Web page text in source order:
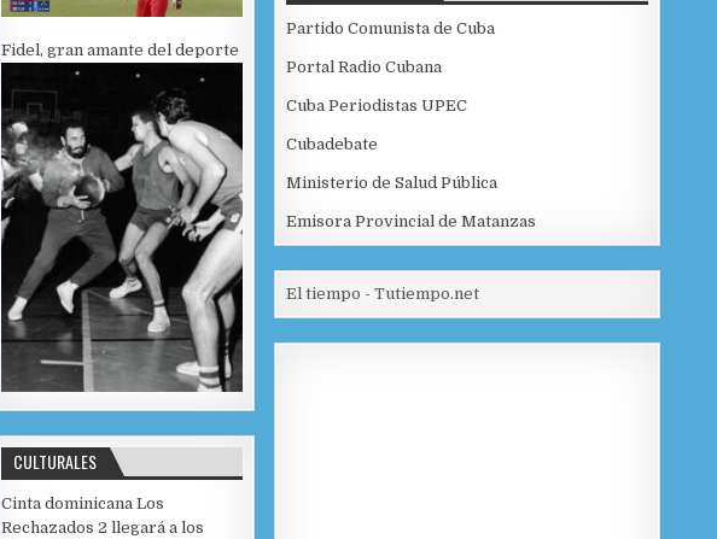
Fidel, gran amante del deporte
CULTURALES
Cinta dominicana Los
Rechazados 2 llegará a los
Partido Comunista de Cuba
Portal Radio Cubana
Cuba Periodistas UPEC
Cubadebate
Ministerio de Salud Pública
Emisora Provincial de Matanzas
El tiempo - Tutiempo.net